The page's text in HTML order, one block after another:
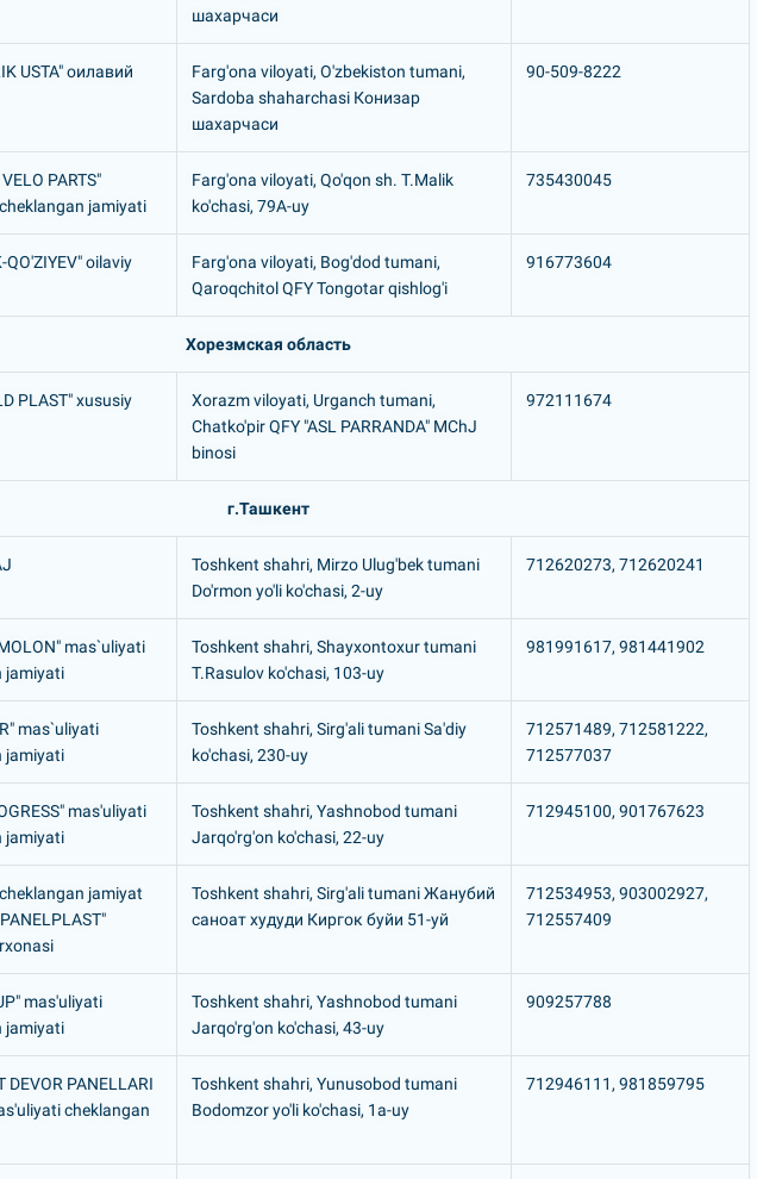
шахарчаси
USTA" оилавий
Farg'ona viloyati, O'zbekiston tumani,
Sardoba shaharchasi Конизар
шахарчаси
90-509-8222
PARTS"
jamiyati
Farg'ona viloyati, Qo'qon sh. T.Malik
ko'chasi, 79A-uy
735430045
QO'ZIYEV" oilaviy
Farg'ona viloyati, Bog'dod tumani,
Qaroqchitol QFY Tongotar qishlog'i
916773604
Хорезмская область
PLAST" xususiy
Xorazm viloyati, Urganch tumani,
Chatko'pir QFY "ASL PARRANDA" MChJ
binosi
972111674
г.Ташкент
Toshkent shahri, Mirzo Ulug'bek tumani
Do'rmon yo'li ko'chasi, 2-uy
712620273, 712620241
mas`uliyati
jamiyati
Toshkent shahri, Shayxontoxur tumani
T.Rasulov ko'chasi, 103-uy
981991617, 981441902
mas`uliyati
jamiyati
Toshkent shahri, Sirg'ali tumani Sa'diy
ko'chasi, 230-uy
712571489, 712581222,
712577037
mas'uliyati
jamiyati
Toshkent shahri, Yashnobod tumani
Jarqo'rg'on ko'chasi, 22-uy
712945100, 901767623
jamiyat
Toshkent shahri, Sirg'ali tumani Жанубий
саноат худуди Киргок буйи 51-уй
712534953, 903002927,
712557409
mas'uliyati
jamiyati
Toshkent shahri, Yashnobod tumani
Jarqo'rg'on ko'chasi, 43-uy
909257788
DEVOR PANELLARI
cheklangan
Toshkent shahri, Yunusobod tumani
Bodomzor yo'li ko'chasi, 1а-uy
712946111, 981859795